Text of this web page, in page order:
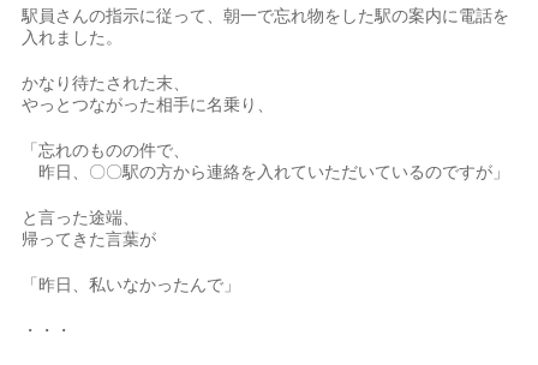
駅員さんの指示に従って、朝一で忘れ物をした駅の案内に電話を
入れました。
かなり待たされた末、
やっとつながった相手に名乗り、
「忘れのものの件で、
昨日、〇〇駅の方から連絡を入れていただいているのですが」
と言った途端、
帰ってきた言葉が
「昨日、私いなかったんで」
・・・